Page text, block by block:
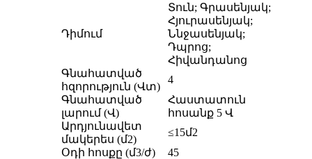
Դիմում
Տուն; Գրասենյակ;
Հյուրասենյակ;
Ննջասենյակ;
Դպրոց;
Հիվանդանոց
Գնահատված
հզորություն (Վտ)
4
Գնահատված
լարում (Վ)
Հաստատուն
հոսանք 5 Վ
Արդյունավետ
մակերես (մ2)
≤15մ2
Օդի հոսքը (մ3/ժ)
45